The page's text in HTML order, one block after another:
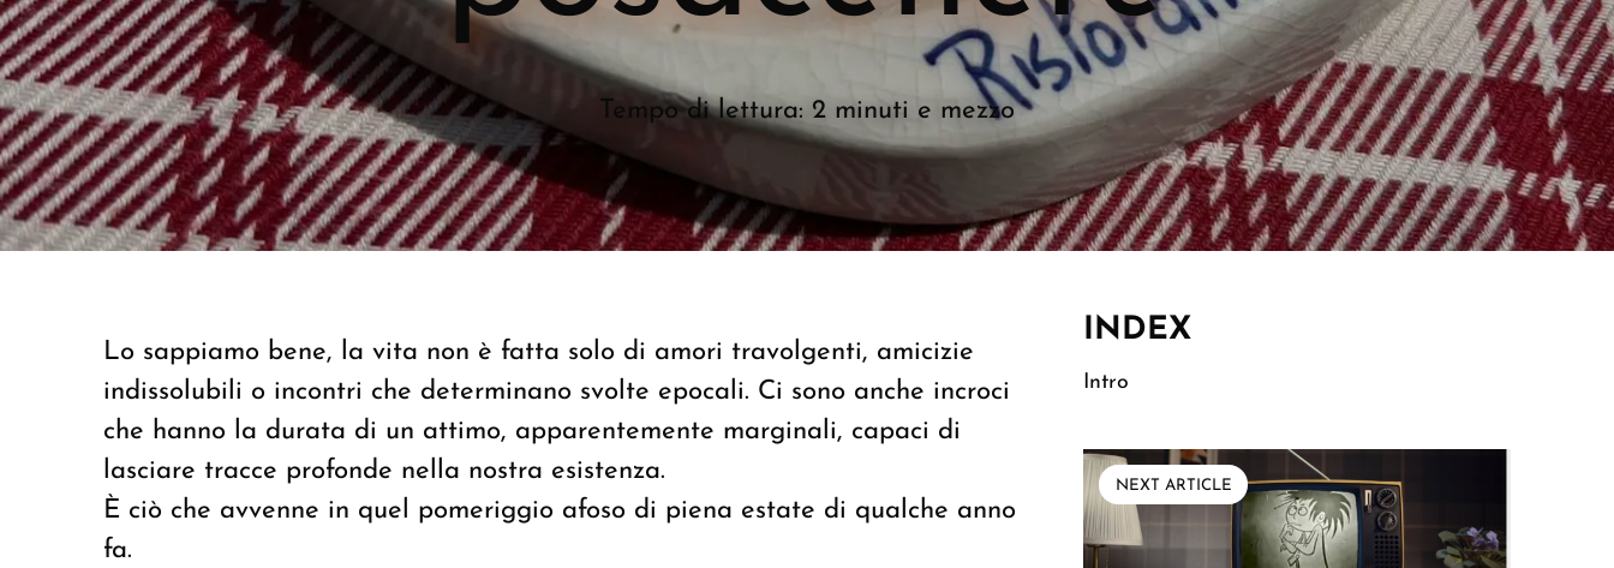
Tempo di lettura: 2 minuti e mezzo
Lo sappiamo bene, la vita non è fatta solo di amori travolgenti, amicizie
indissolubili o incontri che determinano svolte epocali. Ci sono anche incroci
che hanno la durata di un attimo, apparentemente marginali, capaci di
lasciare tracce profonde nella nostra esistenza.
È ciò che avvenne in quel pomeriggio afoso di piena estate di qualche anno
fa.
INDEX
Intro
NEXT ARTICLE